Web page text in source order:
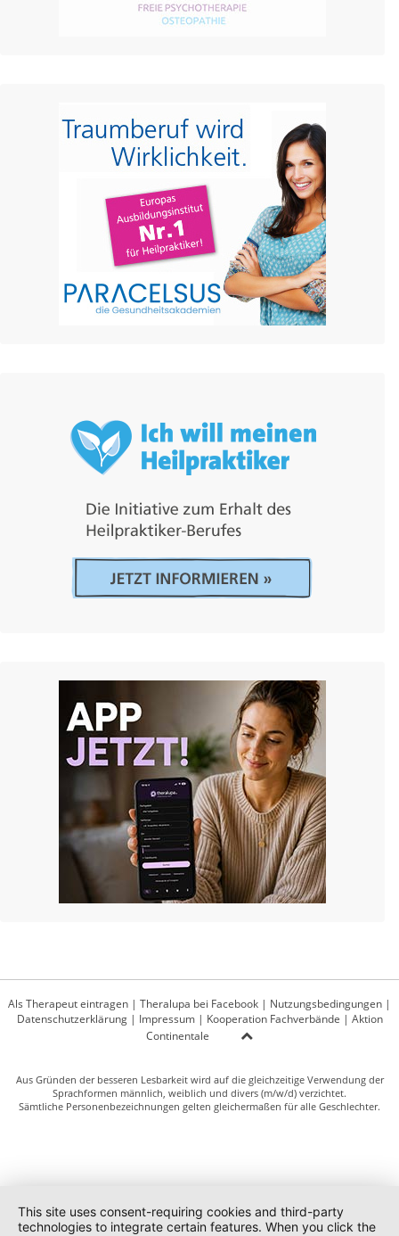
Als Therapeut eintragen | Theralupa bei Facebook | Nutzungsbedingungen |
Datenschutzerklärung| Impressum| Kooperation Fachverbände | Aktion
Continentale
Aus Gründen der besseren Lesbarkeit wird auf die gleichzeitige Verwendung der
Sprachformen männlich, weiblich und divers (m/w/d) verzichtet.
Sämtliche Personenbezeichnungen gelten gleichermaßen für alle Geschlechter.
This site uses consent-requiring cookies and third-party
technologies to integrate certain features. When you click the